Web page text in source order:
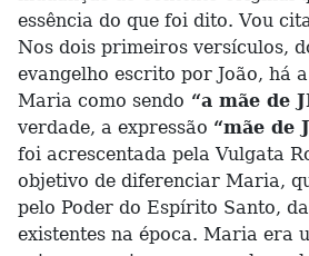
essência do que foi dito. Vou
Nos dois primeiros versículos,
evangelho escrito por João, há
Maria como sendo “a mãe de
verdade, a expressão “mãe de
foi acrescentada pela Vulgata
objetivo de diferenciar Maria,
pelo Poder do Espírito Santo,
existentes na época. Maria era